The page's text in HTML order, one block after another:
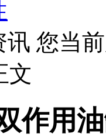
讯 您当
文
作用